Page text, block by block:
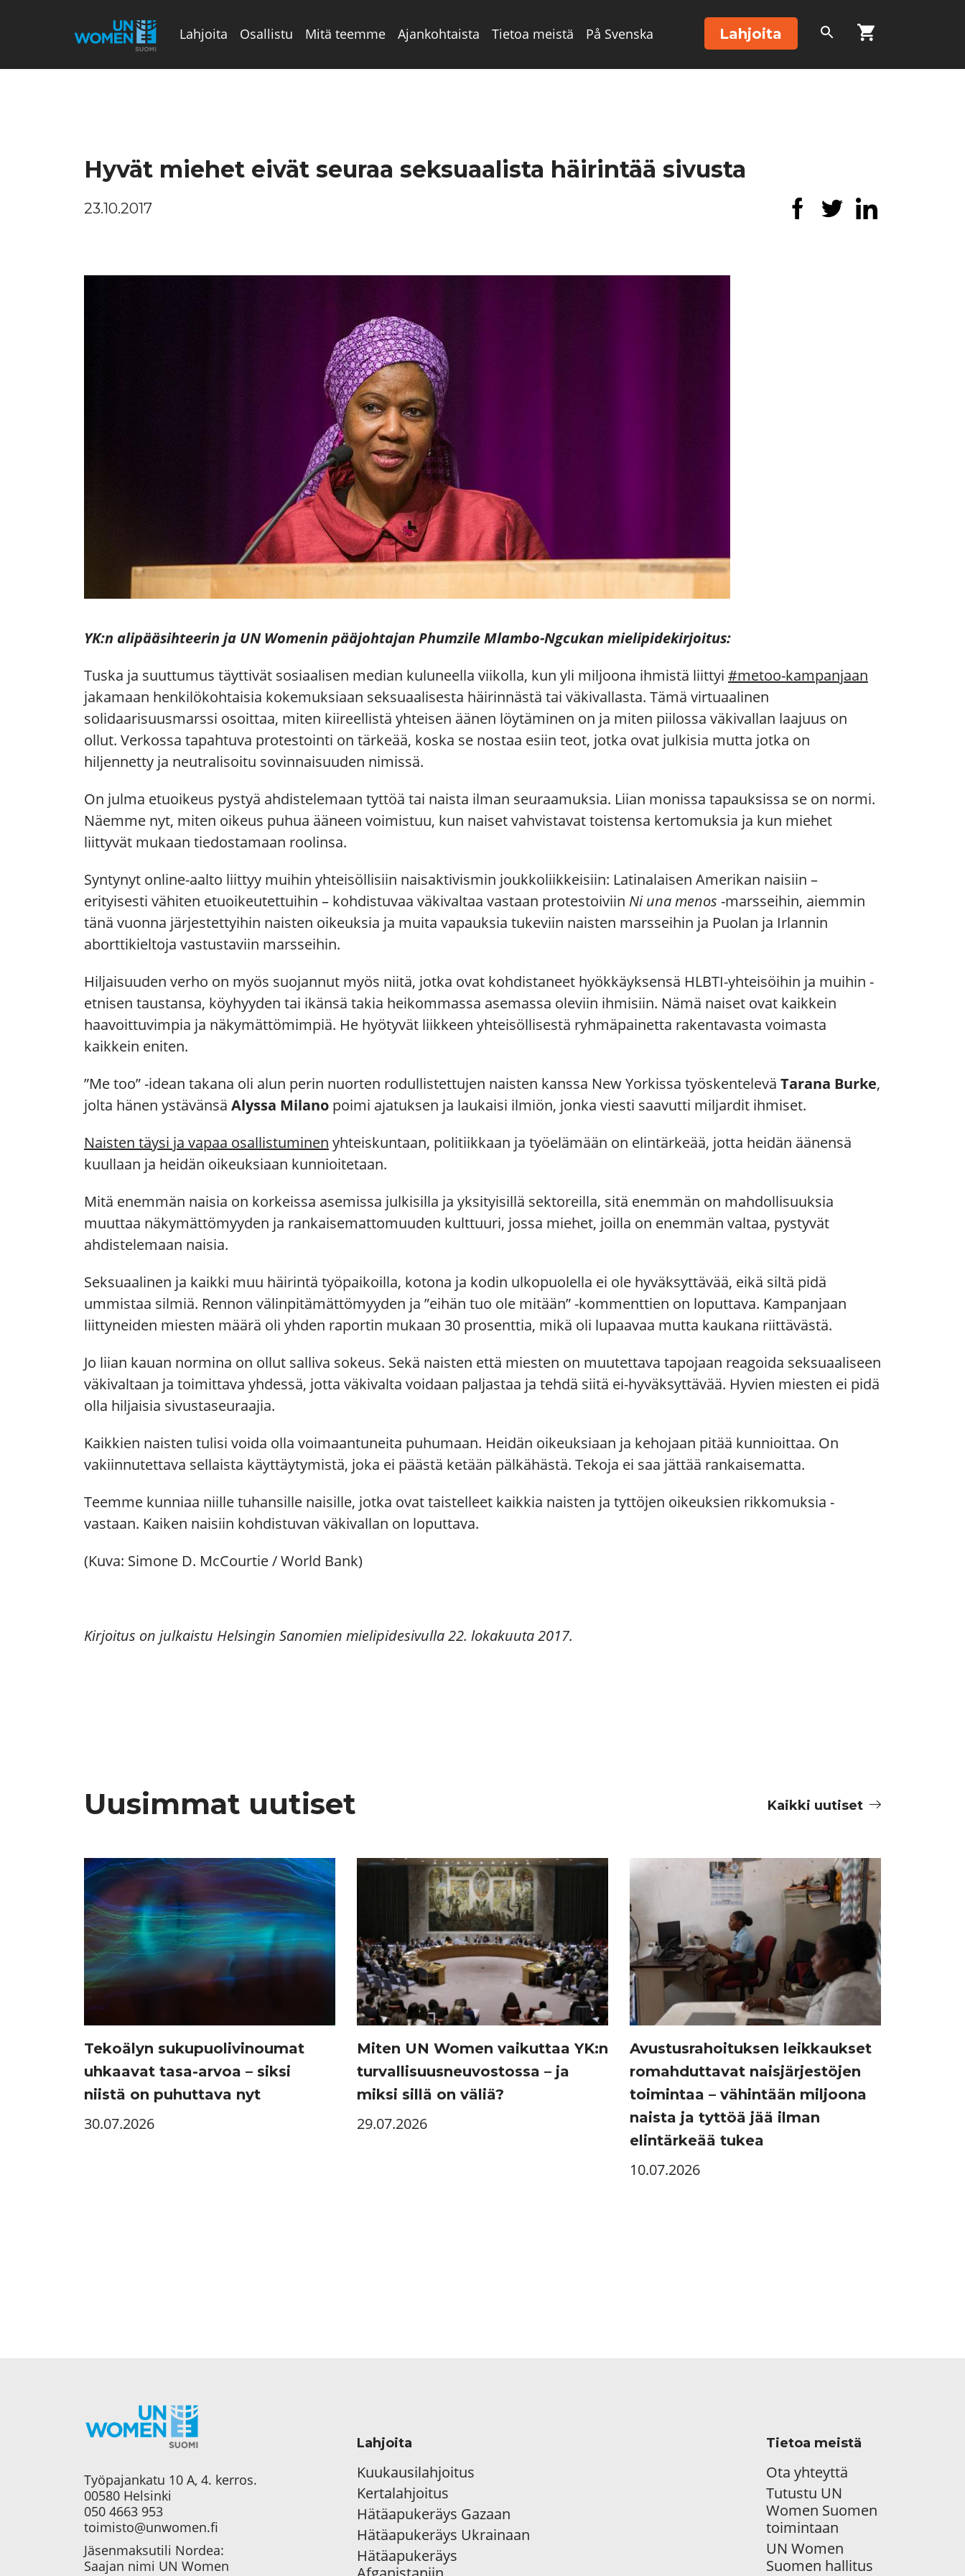
Lahjoita Osallistu Mitä teemme Ajankohtaista Tietoa meistä På Svenska Lahjoita
Hyvät miehet eivät seuraa seksuaalista häirintää sivusta
23.10.2017
YK:n alipääsihteerin ja UN Womenin pääjohtajan Phumzile Mlambo-Ngcukan mielipidekirjoitus:
Tuska ja suuttumus täyttivät sosiaalisen median kuluneella viikolla, kun yli miljoona ihmistä liittyi #metoo-kampanjaan
jakamaan henkilökohtaisia kokemuksiaan seksuaalisesta häirinnästä tai väkivallasta. Tämä virtuaalinen
solidaarisuusmarssi osoittaa, miten kiireellistä yhteisen äänen löytäminen on ja miten piilossa väkivallan laajuus on
ollut. Verkossa tapahtuva protestointi on tärkeää, koska se nostaa esiin teot, jotka ovat julkisia mutta jotka on
hiljennetty ja neutralisoitu sovinnaisuuden nimissä.
On julma etuoikeus pystyä ahdistelemaan tyttöä tai naista ­ilman seuraamuksia. Liian monissa tapauksissa se on normi.
Näemme nyt, miten oikeus puhua ääneen voimistuu, kun naiset vahvistavat toistensa kertomuksia ja kun miehet
liittyvät mukaan tiedostamaan roolinsa.
Syntynyt online-aalto liittyy muihin yhteisöllisiin naisaktivismin joukkoliikkeisiin: Latinalaisen Amerikan naisiin –
erityisesti vähiten etuoikeutettuihin – kohdistuvaa väkivaltaa vastaan protestoiviin Ni una menos -marsseihin, aiemmin
tänä vuonna järjestettyihin naisten oikeuksia ja muita vapauksia ­tukeviin naisten marsseihin ja Puolan ja Irlannin
aborttikieltoja vastustaviin marsseihin.
Hiljaisuuden verho on myös suojannut myös niitä, jotka ovat kohdistaneet hyökkäyksensä HLBTI-yhteisöihin ja muihin ­
etnisen taustansa, köyhyyden tai ikänsä takia heikommassa asemassa oleviin ihmisiin. Nämä naiset ovat kaikkein
haavoittuvimpia ja näkymättömimpiä. He hyötyvät liikkeen yhteisöllisestä ryhmäpainetta rakentavasta voimasta
kaikkein eniten.
”Me too” -idean takana oli alun perin nuorten rodullis­tettujen naisten kanssa New Yorkissa työskentelevä Tarana Burke,
jolta hänen ystävänsä Alyssa Milano poimi ajatuksen ja laukaisi ilmiön, jonka viesti saavutti miljardit ihmiset.
Naisten täysi ja vapaa osallistuminen yhteiskuntaan, politiikkaan ja työelämään on elintärkeää, jotta heidän äänensä
kuullaan ja heidän oikeuksiaan kunnioitetaan.
Mitä enemmän naisia on korkeissa asemissa julkisilla ja yksityisillä sektoreilla, sitä enemmän on mahdollisuuksia
muuttaa näkymättömyyden ja rankaisemattomuuden kulttuuri, jossa miehet, joilla on enemmän valtaa, pystyvät
ahdistelemaan naisia.
Seksuaalinen ja kaikki muu häirintä työpaikoilla, kotona ja kodin ulkopuolella ei ole hyväksyttävää, eikä siltä pidä
ummistaa silmiä. Rennon välinpitämättömyyden ja ”eihän tuo ole mitään” -kommenttien on loputtava. Kampanjaan
liittyneiden miesten määrä oli yhden raportin mukaan 30 prosenttia, mikä oli lupaavaa mutta kaukana riittävästä.
Jo liian kauan normina on ollut salliva sokeus. Sekä naisten että miesten on muutettava tapojaan reagoida seksuaaliseen
väkivaltaan ja toimittava yhdessä, jotta väkivalta voidaan paljastaa ja tehdä siitä ei-hyväksyttävää. Hyvien miesten ei pidä
olla hiljaisia sivustaseuraajia.
Kaikkien naisten tulisi voida olla voimaantuneita puhumaan. Heidän oikeuksiaan ja kehojaan pitää kunnioittaa. On
vakiinnutettava sellaista käyttäytymistä, joka ei päästä ketään pälkähästä. Tekoja ei saa jättää rankaisematta.
Teemme kunniaa niille tuhansille naisille, jotka ovat taistelleet kaikkia naisten ja tyttöjen oikeuksien rikkomuksia ­
vastaan. Kaiken ­naisiin kohdistuvan väkivallan on loputtava.
(Kuva: Simone D. McCourtie / World Bank)
Kirjoitus on julkaistu Helsingin Sanomien mielipidesivulla 22. lokakuuta 2017.
Uusimmat uutiset Kaikki uutiset
Tekoälyn sukupuolivinoumat
uhkaavat tasa-arvoa – siksi
niistä on puhuttava nyt
30.07.2026
Miten UN Women vaikuttaa YK:n
turvallisuusneuvostossa – ja
miksi sillä on väliä?
29.07.2026
Avustusrahoituksen leikkaukset
romahduttavat naisjärjestöjen
toimintaa – vähintään miljoona
naista ja tyttöä jää ilman
elintärkeää tukea
10.07.2026
Työpajankatu 10 A, 4. kerros.
00580 Helsinki
050 4663 953
toimisto@unwomen.fi
Jäsenmaksutili Nordea:
Saajan nimi UN Women
Lahjoita
Kuukausilahjoitus
Kertalahjoitus
Hätäapukeräys Gazaan
Hätäapukeräys Ukrainaan
Hätäapukeräys
Tietoa meistä
Ota yhteyttä
Tutustu UN
Women Suomen
toimintaan
UN Women
Suomen hallitus